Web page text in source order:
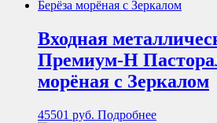
Входная
Премиум-Н
морёная с Зеркалом
45501 руб. Подробнее